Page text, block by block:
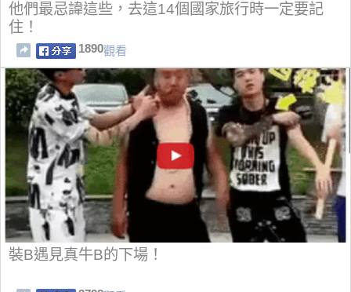
他們最忌諱這些，去這14個國家旅行時一定要記
住！
1890觀看
裝B遇見真牛B的下場！